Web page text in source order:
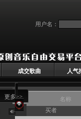
用户名：
成交歌曲 人气
更多>>
名称
买者